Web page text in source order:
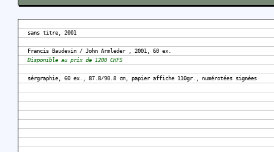
sans titre, 2001
Francis Baudevin / John Armleder , 2001, 60 ex.
Disponible au prix de 1200 CHFS
sérgraphie, 60 ex., 87.8/90.8 cm, papier affiche 110gr., numérotées signées